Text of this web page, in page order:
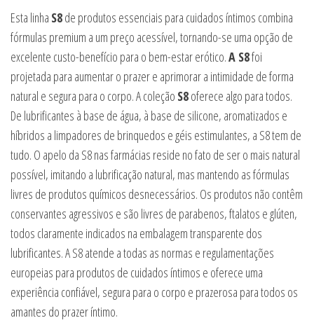
Esta linha S8de produtos essenciais para cuidados íntimos combina
fórmulas premium a um preço acessível, tornando-se uma opção de
excelente custo-benefício para o bem-estar erótico.A S8foi
projetada para aumentar o prazer e aprimorar a intimidade de forma
natural e segura para o corpo. A coleção S8oferece algo para todos.
De lubrificantes à base de água, à base de silicone, aromatizados e
híbridos a limpadores de brinquedos e géis estimulantes, a S8 tem de
tudo. O apelo da S8 nas farmácias reside no fato de ser o mais natural
possível, imitando a lubrificação natural, mas mantendo as fórmulas
livres de produtos químicos desnecessários. Os produtos não contêm
conservantes agressivos e são livres de parabenos, ftalatos e glúten,
todos claramente indicados na embalagem transparente dos
lubrificantes. A S8 atende a todas as normas e regulamentações
europeias para produtos de cuidados íntimos e oferece uma
experiência confiável, segura para o corpo e prazerosa para todos os
amantes do prazer íntimo.